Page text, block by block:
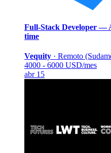
Full-Stack Developer —
time
Vequity · Remoto
4000 - 6000 USD/mes
abr 15